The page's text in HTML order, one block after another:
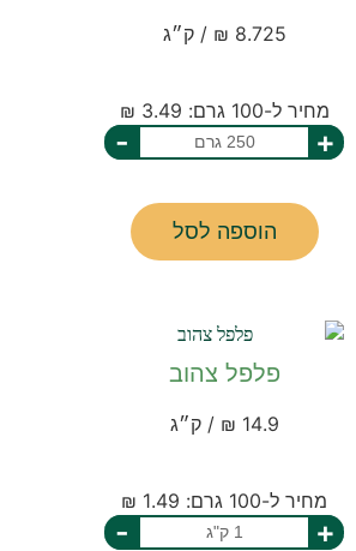
8.725 ₪ / ק״ג
מחיר ל-100 גרם: 3.49 ₪
+
-
הוספה לסל
פלפל צהוב
14.9 ₪ / ק״ג
מחיר ל-100 גרם: 1.49 ₪
+
-